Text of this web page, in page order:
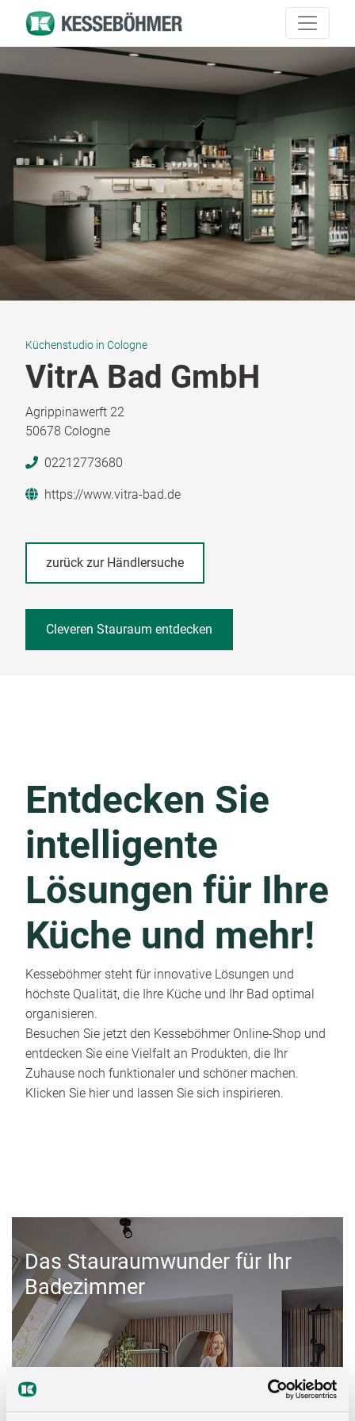
Küchenstudio in Cologne
VitrA Bad GmbH
Agrippinawerft 22
50678 Cologne
02212773680
https://www.vitra-bad.de
zurück zur Händlersuche
Cleveren Stauraum entdecken
Entdecken Sie
intelligente
Lösungen für Ihre
Küche und mehr!
Kesseböhmer steht für innovative Lösungen und
höchste Qualität, die Ihre Küche und Ihr Bad optimal
organisieren.
Besuchen Sie jetzt den Kesseböhmer Online-Shop und
entdecken Sie eine Vielfalt an Produkten, die Ihr
Zuhause noch funktionaler und schöner machen.
Klicken Sie hier und lassen Sie sich inspirieren.
Das Stauraumwunder für Ihr
Badezimmer